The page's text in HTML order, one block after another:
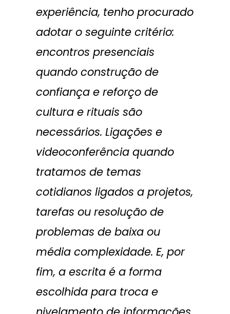
experiência, tenho procurado
adotar o seguinte critério:
encontros presenciais
quando construção de
confiança e reforço de
cultura e rituais são
necessários. Ligações e
videoconferência quando
tratamos de temas
cotidianos ligados a projetos,
tarefas ou resolução de
problemas de baixa ou
média complexidade. E, por
fim, a escrita é a forma
escolhida para troca e